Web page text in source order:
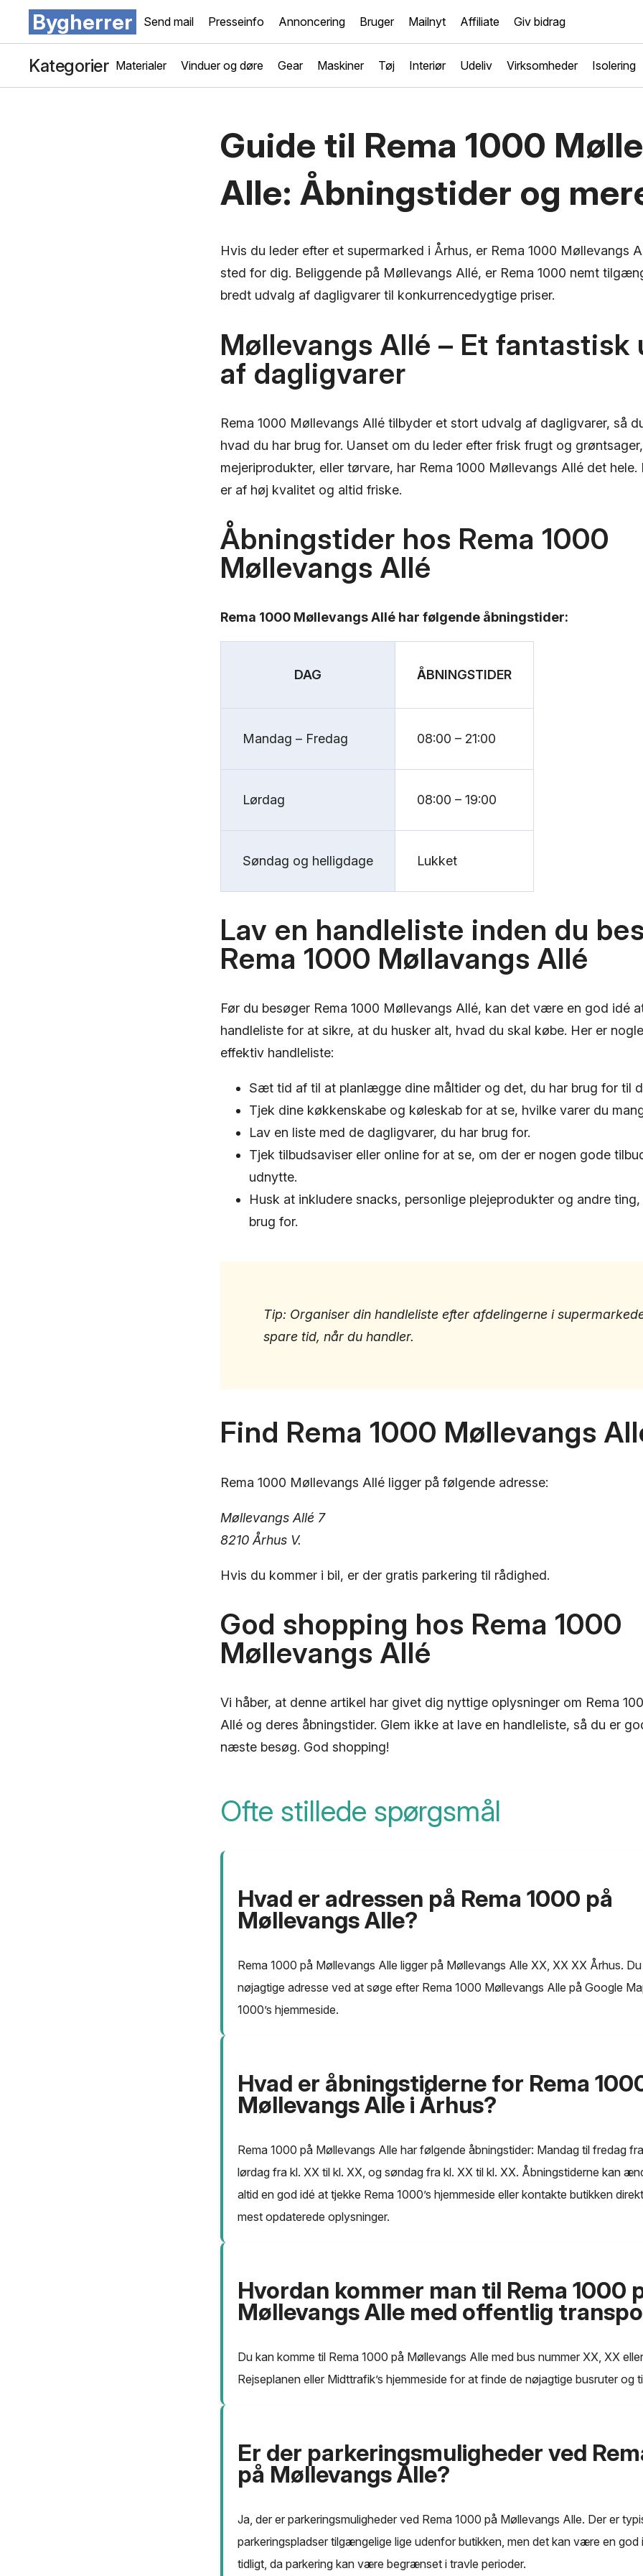
Bygherrer Send mail Presseinfo Annoncering Bruger Mailnyt Affiliate Giv bidrag
Kategorier Materialer Vinduer og døre Gear Maskiner Tøj Interiør Udeliv Virksomheder Isolering
Guide til Rema 1000
Alle: Åbningstider og
Hvis du leder efter et supermarked i Århus, er Rema 1000 Møllevangs
sted for dig. Beliggende på Møllevangs Allé, er Rema 1000 nemt
bredt udvalg af dagligvarer til konkurrencedygtige priser.
Møllevangs Allé – Et fantastisk
af dagligvarer
Rema 1000 Møllevangs Allé tilbyder et stort udvalg af dagligvarer, så
hvad du har brug for. Uanset om du leder efter frisk frugt og
mejeriprodukter, eller tørvare, har Rema 1000 Møllevangs Allé det
er af høj kvalitet og altid friske.
Åbningstider hos Rema 1000
Møllevangs Allé
Rema 1000 Møllevangs Allé har følgende åbningstider:
DAG ÅBNINGSTIDER
Mandag – Fredag 08:00 – 21:00
Lørdag 08:00 – 19:00
Søndag og helligdage Lukket
Lav en handleliste inden du
Rema 1000 Møllavangs Allé
Før du besøger Rema 1000 Møllevangs Allé, kan det være en god idé
handleliste for at sikre, at du husker alt, hvad du skal købe. Her er
effektiv handleliste:
Sæt tid af til at planlægge dine måltider og det, du har brug for til
Tjek dine køkkenskabe og køleskab for at se, hvilke varer du
Lav en liste med de dagligvarer, du har brug for.
Tjek tilbudsaviser eller online for at se, om der er nogen gode
udnytte.
Husk at inkludere snacks, personlige plejeprodukter og andre
brug for.
Tip: Organiser din handleliste efter afdelingerne i
spare tid, når du handler.
Find Rema 1000 Møllevangs
Rema 1000 Møllevangs Allé ligger på følgende adresse:
Møllevangs Allé 7
8210 Århus V.
Hvis du kommer i bil, er der gratis parkering til rådighed.
God shopping hos Rema 1000
Møllevangs Allé
Vi håber, at denne artikel har givet dig nyttige oplysninger om Rema
Allé og deres åbningstider. Glem ikke at lave en handleliste, så du er
næste besøg. God shopping!
Ofte stillede spørgsmål
Hvad er adressen på Rema 1000 på
Møllevangs Alle?
Rema 1000 på Møllevangs Alle ligger på Møllevangs Alle XX, XX XX Århus.
nøjagtige adresse ved at søge efter Rema 1000 Møllevangs Alle på Google
1000’s hjemmeside.
Hvad er åbningstiderne for Rema
Møllevangs Alle i Århus?
Rema 1000 på Møllevangs Alle har følgende åbningstider: Mandag til fredag
lørdag fra kl. XX til kl. XX, og søndag fra kl. XX til kl. XX. Åbningstiderne kan
altid en god idé at tjekke Rema 1000’s hjemmeside eller kontakte butikken
mest opdaterede oplysninger.
Hvordan kommer man til Rema 1000
Møllevangs Alle med offentlig
Du kan komme til Rema 1000 på Møllevangs Alle med bus nummer XX, XX
Rejseplanen eller Midttrafik’s hjemmeside for at finde de nøjagtige busruter og
Er der parkeringsmuligheder ved
på Møllevangs Alle?
Ja, der er parkeringsmuligheder ved Rema 1000 på Møllevangs Alle. Der er
parkeringspladser tilgængelige lige udenfor butikken, men det kan være en god
tidligt, da parkering kan være begrænset i travle perioder.